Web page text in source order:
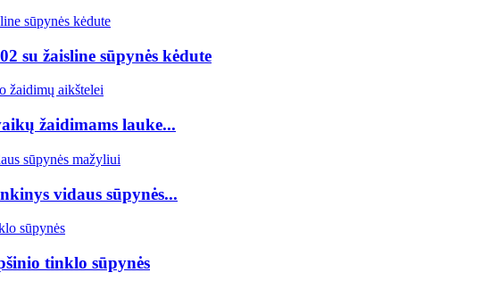
su žaisline sūpynės kėdute
žaidimams lauke...
vidaus sūpynės...
tinklo sūpynės